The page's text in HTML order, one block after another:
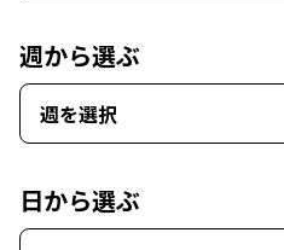
週から選ぶ
週を選択
日から選ぶ